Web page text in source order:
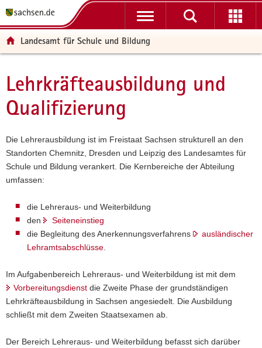
t
b
e
g
r
e
i
e
n
d
a
v
i
g
t
t
a
v
g
a
t
i
n
p
h
a
t
t
I
n
o
r
m
a
o
n
t
B
e
e
i
c
h
Landesamt für Schule und Bildung
Hauptinhalt
Lehrkräfteausbildung und
Qualifizierung
Die Lehrerausbildung ist im Freistaat Sachsen strukturell an den
Standorten Chemnitz, Dresden und Leipzig des Landesamtes für
Schule und Bildung verankert. Die Kernbereiche der Abteilung
umfassen:
die Lehreraus- und Weiterbildung
den
Seiteneinstieg
die Begleitung des Anerkennungsverfahrens
ausländischer
Lehramtsabschlüsse
Im Aufgabenbereich Lehreraus- und Weiterbildung ist mit dem
Vorbereitungsdienst die Zweite Phase der grundständigen
Lehrkräfteausbildung in Sachsen angesiedelt. Die Ausbildung
schließt mit dem Zweiten Staatsexamen ab.
Der Bereich Lehreraus- und Weiterbildung befasst sich darüber